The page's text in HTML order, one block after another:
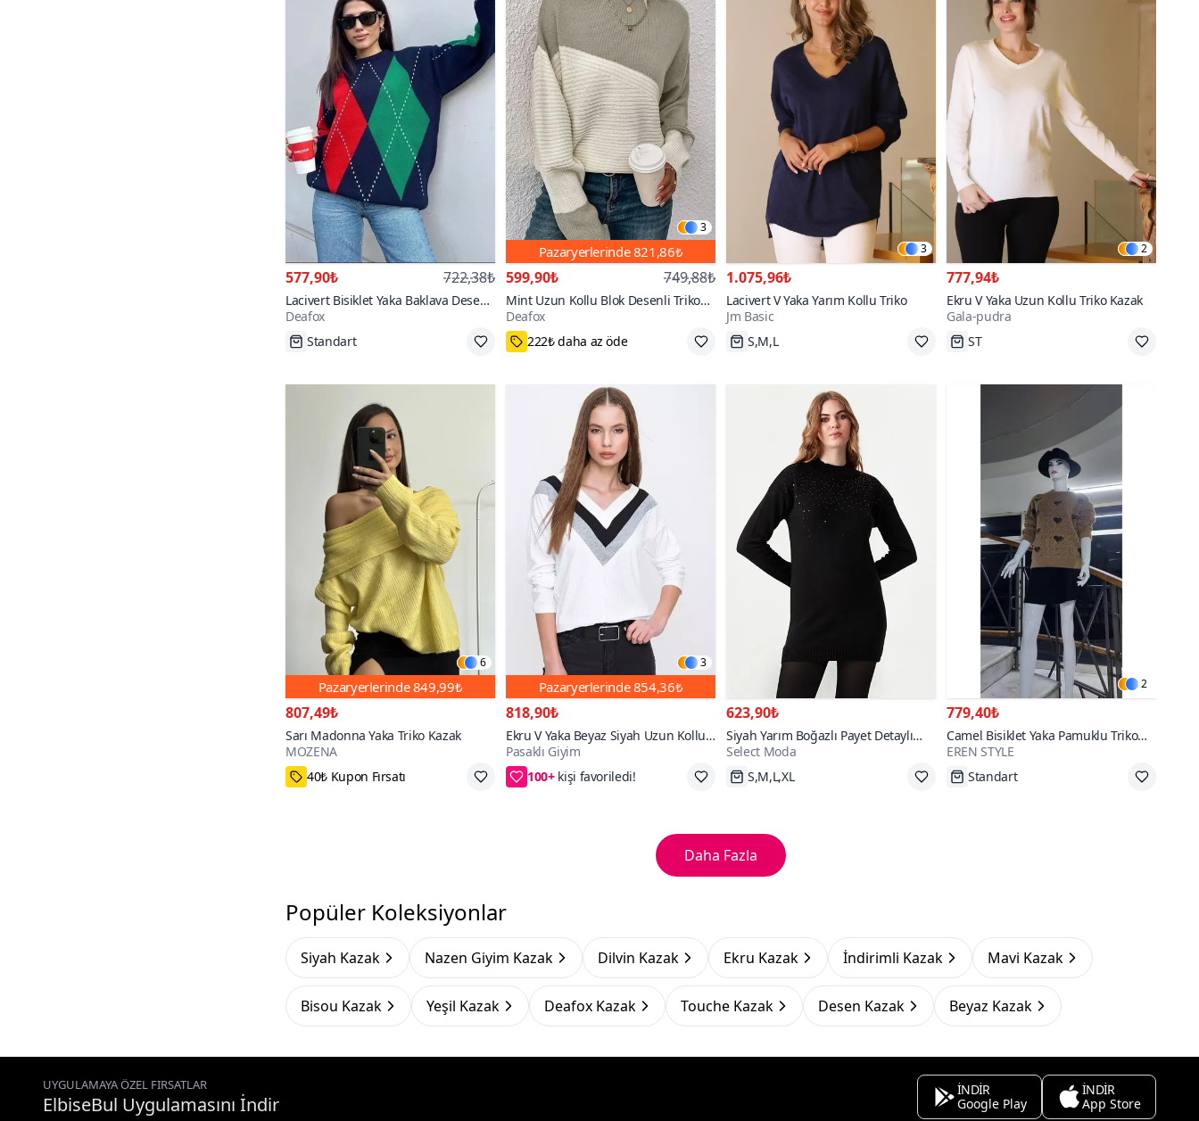
577,90₺ 722,38₺
Lacivert Bisiklet Yaka Baklava Desen
Triko Kazak
Deafox
Tükenmek Üzere
3
Pazaryerlerinde821,86₺
599,90₺ 749,88₺
Mint Uzun Kollu Blok Desenli Triko
Bluz
Deafox
Standart
3
1.075,96₺
Lacivert V Yaka Yarım Kollu Triko
Jm Basic
Hızlı Kargo
2
777,94₺
Ekru V Yaka Uzun Kollu Triko Kazak
Gala-pudra
Tükenmek Üzere
6
Pazaryerlerinde849,99₺
807,49₺
Sarı Madonna Yaka Triko Kazak
MOZENA
43₺ daha az öde
3
Pazaryerlerinde854,36₺
818,90₺
Ekru V Yaka Beyaz Siyah Uzun Kollu
Pamuklu Yumuşak Triko Kazak
Pasaklı Giyim
100+
2. ürüne 50₺ indirim
623,90₺
Siyah Yarım Boğazlı Payet Detaylı
Triko Kazak
Select Moda
Hızlı Kargo
2
779,40₺
Camel Bisiklet Yaka Pamuklu Triko
Kazak
EREN STYLE
Tükenmek Üzere
Daha Fazla
Popüler Koleksiyonlar
Siyah Kazak Nazen Giyim Kazak Dilvin Kazak Ekru Kazak İndirimli Kazak Mavi Kazak
Bisou Kazak Yeşil Kazak Deafox Kazak Touche Kazak Desen Kazak Beyaz Kazak
UYGULAMAYA ÖZEL FIRSATLAR
ElbiseBul Uygulamasını İndir
İNDİR
Google Play
İNDİR
App Store